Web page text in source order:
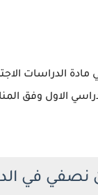
الدراسات
الاول وفق
نصفي في